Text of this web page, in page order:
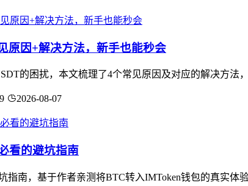
原因+解决方法，新手也能秒会
的困扰，本文梳理了4个常见原因及对应的解决方
2026-08-07
看的避坑指南
指南，基于作者亲测将BTC转入IMToken钱包的真实